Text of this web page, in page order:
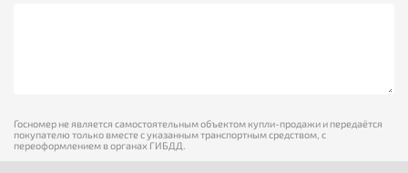
Госномер не является самостоятельным объектом купли-продажи и передаётся
покупателю только вместе с указанным транспортным средством, с
переоформлением в органах ГИБДД.